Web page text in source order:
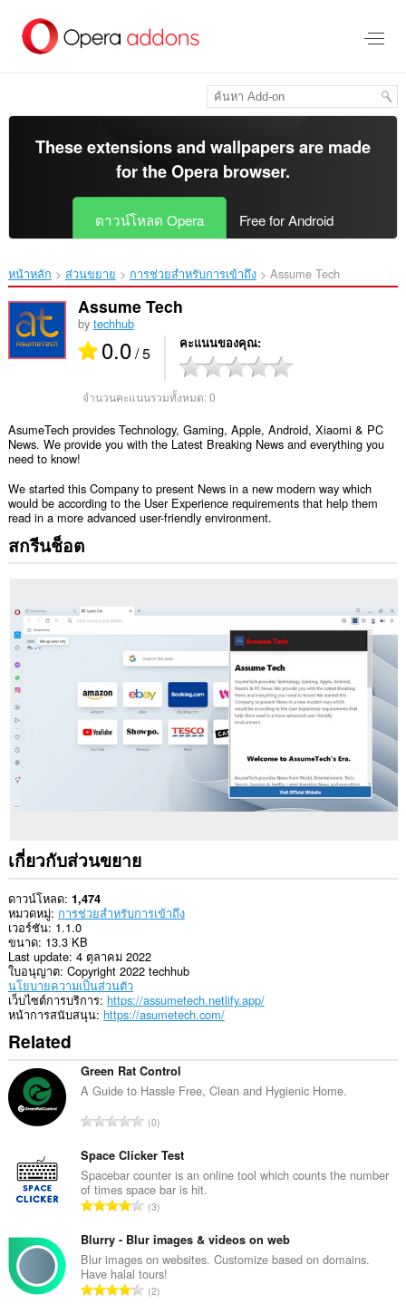
These extensions and wallpapers are made
for theOpera browser.
ดาวน์โหลด Opera Free for Android
หน้าหลัก ส่วนขยาย การช่วยสำหรับการเข้าถึง Assume Tech‎
Assume Tech
by techhub
0.0/ 5 คะแนนของคุณ
จำนวนคะแนนรวมทั้งหมด:0
AsumeTech provides Technology, Gaming, Apple, Android, Xiaomi & PC
News. We provide you with the Latest Breaking News and everything you
need to know!
We started this Company to present News in a new modern way which
would be according to the User Experience requirements that help them
read in a more advanced user-friendly environment.
สกรีนช็อต
เกี่ยวกับส่วนขยาย
ดาวน์โหลด 1,474
หมวดหมู่ การช่วยสำหรับการเข้าถึง
เวอร์ชัน 1.1.0
ขนาด 13.3 KB
Last update 4 ตุลาคม 2022
ใบอนุญาต Copyright 2022 techhub
นโยบายความเป็นส่วนตัว
เว็บไซต์การบริการ https://assumetech.netlify.app/
หน้าการสนับสนุน https://asumetech.com/
Related
Green Rat Control
A Guide to Hassle Free, Clean and Hygienic Home.
จำ
ว
น
ค
ะ
น
น
ร
ว
0
Space Clicker Test
Spacebar counter is an online tool which counts the number
of times space bar is hit.
จำ
ว
น
ค
ะ
3
Blurry - Blur images & videos on web
Blur images on websites. Customize based on domains.
Have halal tours!
จำ
2